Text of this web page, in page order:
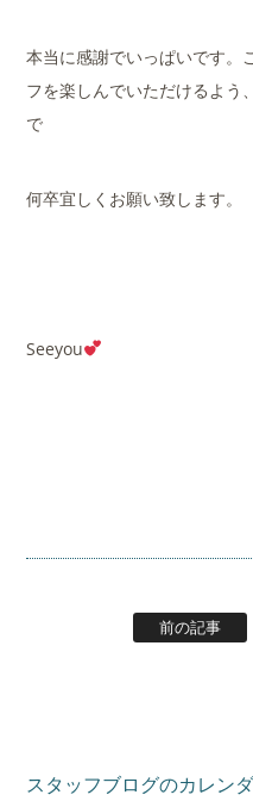
本当に感謝でいっぱいです。
フを楽しんでいただけるよう
で
何卒宜しくお願い致します。
Seeyou
前の記事
スタッフブログのカレン